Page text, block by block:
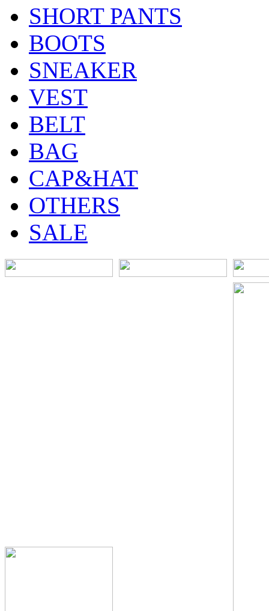
SHORT PANTS
BOOTS
SNEAKER
VEST
BELT
BAG
CAP&HAT
OTHERS
SALE